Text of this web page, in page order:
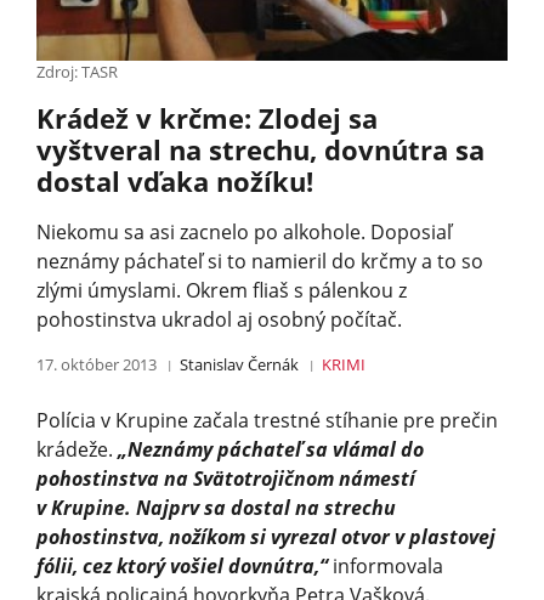
Zdroj: TASR
Krádež v krčme: Zlodej sa
vyštveral na strechu, dovnútra sa
dostal vďaka nožíku!
Niekomu sa asi zacnelo po alkohole. Doposiaľ
neznámy páchateľ si to namieril do krčmy a to so
zlými úmyslami. Okrem fliaš s pálenkou z
pohostinstva ukradol aj osobný počítač.
17. október 2013 Stanislav Černák KRIMI
Polícia v Krupine začala trestné stíhanie pre prečin
krádeže. „Neznámy páchateľ sa vlámal do
pohostinstva na Svätotrojičnom námestí
v Krupine. Najprv sa dostal na strechu
pohostinstva, nožíkom si vyrezal otvor v plastovej
fólii, cez ktorý vošiel dovnútra,“informovala